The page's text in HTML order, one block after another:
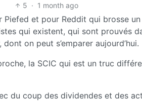
5 · 1 month ago
Piefed et pour Reddit qui brosse
qui existent, qui sont prouvés
on peut s’emparer aujourd’hui.
la SCIC qui est un truc
du coup des dividendes et des